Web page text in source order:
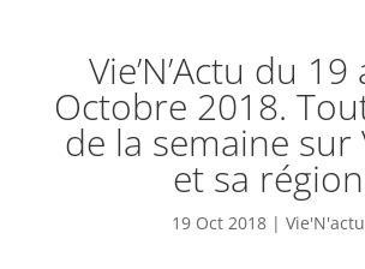
Vie’N’Actu du
Octobre 2018.
de la semaine sur
et sa région
19 Oct 2018 |Vie'N'actu